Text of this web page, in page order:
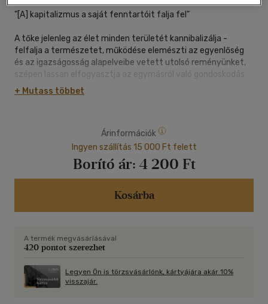
"[A] kapitalizmus a saját fenntartóit falja fel"
A tőke jelenleg az élet minden területét kannibalizálja -
felfalja a természetet, működése elemészti az egyenlőség
és az igazságosság alapelveibe vetett utolsó reményünket,
szépen lassan elfogyasztja az egymásról való gondoskodás
képességét, és kizsigereli a politika gyakorlatát. Nancy Fraser
feltérképezi a tőke falánk étvágyát, válságpontról
gondoskodó munka leértékeléséig. Ezek a válságpontok a
Covid19-ben érték el tetőpontjukat, amely precedens
segíthet elképzelni azt az ellenállást, amelyre szükségünk
van ahhoz, hogy véget vessünk ennek az önpusztító
hajlamnak.
Korunk kapitalizmuskritikáinak legelegánsabb, úttörő
Cornel West.
+ Mutass többet
Árinformációk
Ingyen szállítás 15 000 Ft felett
Borító ár: 4 200 Ft
Kosárba
A termék megvásárlásával
420 pontot szerezhet
Legyen Ön is törzsvásárlónk, kártyájára akár 10%
visszajár.